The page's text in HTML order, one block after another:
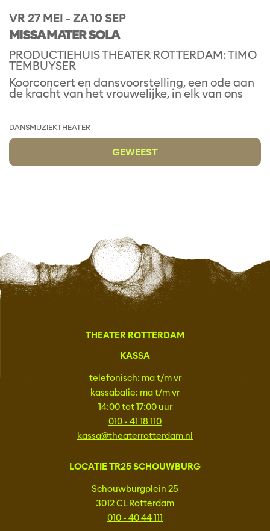
MISSA MATER SOLA
PRODUCTIEHUIS THEATER ROTTERDAM: TIMO
TEMBUYSER
VR 27 MEI - ZA 10 SEP
Koorconcert en dansvoorstelling, een ode aan
de kracht van het vrouwelijke, in elk van ons
DANSMUZIEKTHEATER
GEWEEST
THEATER ROTTERDAM
KASSA
telefonisch: ma t/m vr
kassabalie: ma t/m vr
14:00 tot 17:00 uur
010 - 41 18 110
kassa@theaterrotterdam.nl
LOCATIE TR25 SCHOUWBURG
Schouwburgplein 25
3012 CL Rotterdam
010 - 40 44 111